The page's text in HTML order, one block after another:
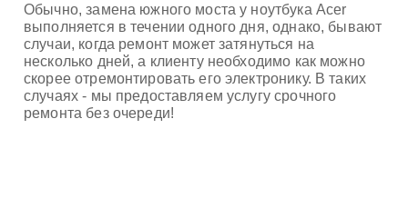
Обычно, замена южного моста у ноутбука Acer
выполняется в течении одного дня, однако, бывают
случаи, когда ремонт может затянуться на
несколько дней, а клиенту необходимо как можно
скорее отремонтировать его электронику. В таких
случаях - мы предоставляем услугу срочного
ремонта без очереди!